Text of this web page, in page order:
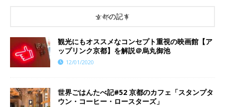
京都の記事
観光にもオススメなコンセプト重視の映画館【ア
ップリンク京都】を解説＠烏丸御池
12/01/2020
世界ごはんたべ記#52 京都のカフェ「スタンプタ
ウン・コーヒー・ロースターズ」